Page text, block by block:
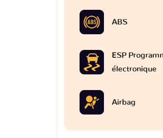
ABS
ESP
électronique
Airbag